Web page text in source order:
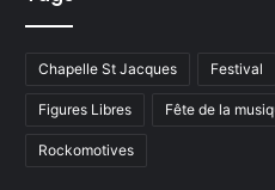
Chapelle St Jacques Festival
Figures Libres Fête de la
Rockomotives